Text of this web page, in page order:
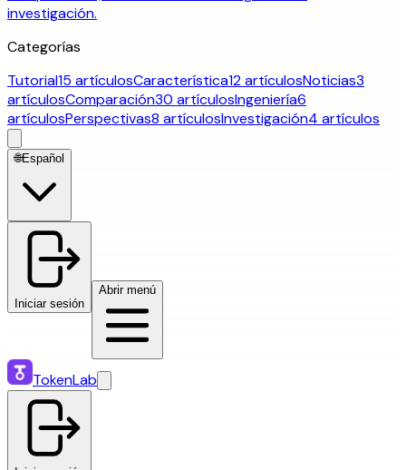
investigación.
Categorías
Tutorial15 artículosCaracterística12 artículosNoticias3
artículosComparación30 artículosIngeniería6
artículosPerspectivas8 artículosInvestigación4 artículos
🌐Español
Iniciar sesión
Abrir menú
TokenLab